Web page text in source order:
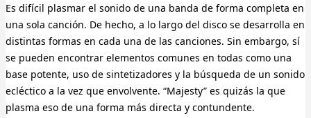
Es difícil plasmar el sonido de una banda de forma completa en
una sola canción. De hecho, a lo largo del disco se desarrolla en
distintas formas en cada una de las canciones. Sin embargo, sí
se pueden encontrar elementos comunes en todas como una
base potente, uso de sintetizadores y la búsqueda de un sonido
ecléctico a la vez que envolvente. “Majesty” es quizás la que
plasma eso de una forma más directa y contundente.